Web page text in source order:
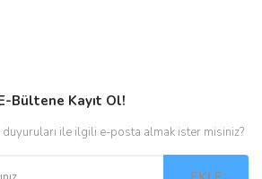
Bültene Kayıt Ol!
duyuruları ile ilgili e-posta almak ister misiniz?